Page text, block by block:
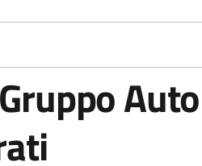
Auto